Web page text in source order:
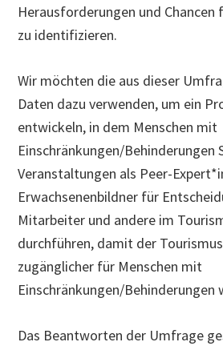
Herausforderungen und Chancen
zu identifizieren.
Wir möchten die aus dieser
Daten dazu verwenden, um ein
entwickeln, in dem Menschen mit
Einschränkungen/Behinderungen
Veranstaltungen als Peer-
Erwachsenenbildner für
Mitarbeiter und andere im
durchführen, damit der
zugänglicher für Menschen mit
Einschränkungen/Behinderungen
Das Beantworten der Umfrage